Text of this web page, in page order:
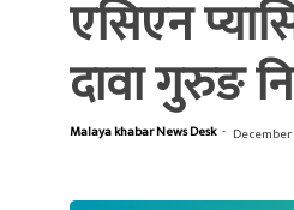
एसिएन
दावा गुरुङ
Malaya khabar News Desk -